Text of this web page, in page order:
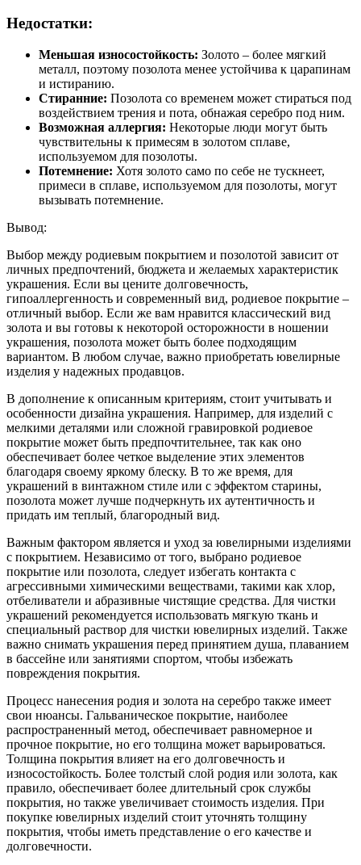
Недостатки:
Меньшая износостойкость: Золото – более мягкий
металл, поэтому позолота менее устойчива к царапинам
и истиранию.
Стиранние: Позолота со временем может стираться под
воздействием трения и пота, обнажая серебро под ним.
Возможная аллергия: Некоторые люди могут быть
чувствительны к примесям в золотом сплаве,
используемом для позолоты.
Потемнение: Хотя золото само по себе не тускнеет,
примеси в сплаве, используемом для позолоты, могут
вызывать потемнение.
Вывод:
Выбор между родиевым покрытием и позолотой зависит от
личных предпочтений, бюджета и желаемых характеристик
украшения. Если вы цените долговечность,
гипоаллергенность и современный вид, родиевое покрытие –
отличный выбор. Если же вам нравится классический вид
золота и вы готовы к некоторой осторожности в ношении
украшения, позолота может быть более подходящим
вариантом. В любом случае, важно приобретать ювелирные
изделия у надежных продавцов.
В дополнение к описанным критериям, стоит учитывать и
особенности дизайна украшения. Например, для изделий с
мелкими деталями или сложной гравировкой родиевое
покрытие может быть предпочтительнее, так как оно
обеспечивает более четкое выделение этих элементов
благодаря своему яркому блеску. В то же время, для
украшений в винтажном стиле или с эффектом старины,
позолота может лучше подчеркнуть их аутентичность и
придать им теплый, благородный вид.
Важным фактором является и уход за ювелирными изделиями
с покрытием. Независимо от того, выбрано родиевое
покрытие или позолота, следует избегать контакта с
агрессивными химическими веществами, такими как хлор,
отбеливатели и абразивные чистящие средства. Для чистки
украшений рекомендуется использовать мягкую ткань и
специальный раствор для чистки ювелирных изделий. Также
важно снимать украшения перед принятием душа, плаванием
в бассейне или занятиями спортом, чтобы избежать
повреждения покрытия.
Процесс нанесения родия и золота на серебро также имеет
свои нюансы. Гальваническое покрытие, наиболее
распространенный метод, обеспечивает равномерное и
прочное покрытие, но его толщина может варьироваться.
Толщина покрытия влияет на его долговечность и
износостойкость. Более толстый слой родия или золота, как
правило, обеспечивает более длительный срок службы
покрытия, но также увеличивает стоимость изделия. При
покупке ювелирных изделий стоит уточнять толщину
покрытия, чтобы иметь представление о его качестве и
долговечности.